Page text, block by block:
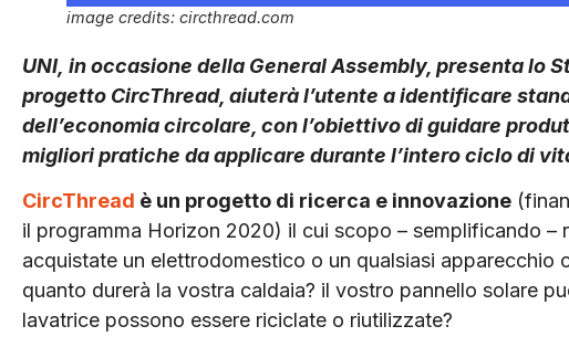
image credits: circthread.com
UNI, in occasione della General Assembly, presenta lo
progetto CircThread, aiuterà l’utente a identificare
dell’economia circolare, con l’obiettivo di guidare
migliori pratiche da applicare durante l’intero ciclo di
CircThread è un progetto di ricerca e innovazione
il programma Horizon 2020) il cui scopo – semplificando –
acquistate un elettrodomestico o un qualsiasi
quanto durerà la vostra caldaia? il vostro pannello solare
lavatrice possono essere riciclate o riutilizzate?